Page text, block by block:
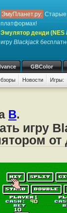
ЭмуПланет.ру: Старые
платформах!
Эмулятор денди (NES
игру Blackjack
GBColor
Новости Игры:
B.
игру
от